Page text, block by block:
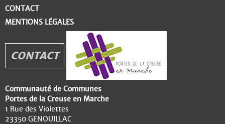
CONTACT
MENTIONS LÉGALES
CONTACT
Communauté de Communes
Portes de la Creuse en Marche
1 Rue des Violettes
23350 GENOUILLAC